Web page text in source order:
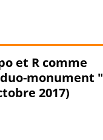
cirque (26 octobre 2017)